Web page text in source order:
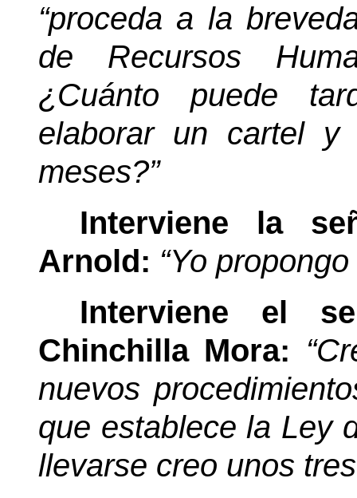
“proceda a la
de Recursos
¿Cuánto puede
elaborar un cartel y
meses?”
Interviene la
Arnold: “Yo
Interviene el
Chinchilla Mora:
nuevos
que establece la Ley
llevarse creo unos